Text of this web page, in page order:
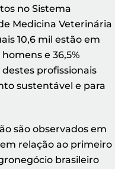
no Sistema
Medicina Veterinária
10,6 mil estão em
e 36,5%
profissionais
sustentável e para
são observados em
relação ao primeiro
brasileiro